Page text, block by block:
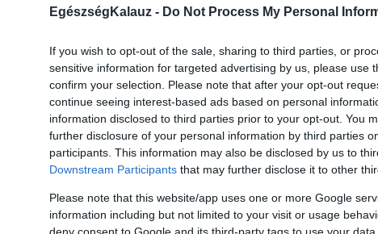
EgészségKalauz - Do Not Process My Personal
If you wish to opt-out of the sale, sharing to third parties, or
sensitive information for targeted advertising by us, please use
confirm your selection. Please note that after your opt-out
continue seeing interest-based ads based on personal
information disclosed to third parties prior to your opt-out. You
further disclosure of your personal information by third parties
participants. This information may also be disclosed by us to
Downstream Participants that may further disclose it to other
Please note that this website/app uses one or more Google
information including but not limited to your visit or usage